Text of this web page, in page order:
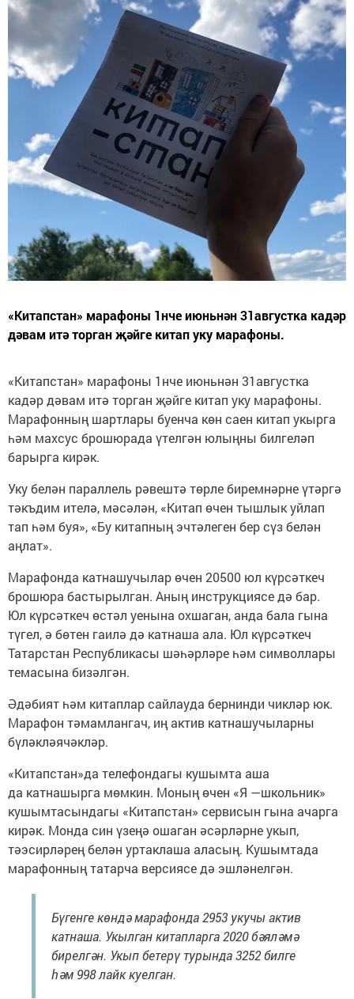
«Китапстан» марафоны 1нче июньнән 31августка кадәр
дәвам итә торган җәйге китап уку марафоны.
«Китапстан» марафоны 1нче июньнән 31августка
кадәр дәвам итә торган җәйге китап уку марафоны.
Марафонның шартлары буенча көн саен китап укырга
һәм махсус брошюрада үтелгән юлыңны билгеләп
барырга кирәк.
Уку белән параллель рәвештә төрле биремнәрне үтәргә
тәкъдим ителә, мәсәлән, «Китап өчен тышлык уйлап
тап һәм буя», «Бу китапның эчтәлеген бер сүз белән
аңлат».
Марафонда катнашучылар өчен 20500 юл күрсәткеч
брошюра бастырылган. Аның инструкциясе дә бар.
Юл күрсәткеч өстәл уенына охшаган, анда бала гына
түгел, ә бөтен гаилә дә катнаша ала. Юл күрсәткеч
Татарстан Республикасы шәһәрләре һәм символлары
темасына бизәлгән.
Әдәбият һәм китаплар сайлауда бернинди чикләр юк.
Марафон тәмамлангач, иң актив катнашучыларны
бүләкләячәкләр.
«Китапстан»да телефондагы кушымта аша
да катнашырга мөмкин. Моның өчен «Я —школьник»
кушымтасындагы «Китапстан» сервисын гына ачарга
кирәк. Монда син үзеңә ошаган әсәрләрне укып,
тәэсирләрең белән уртаклаша аласың. Кушымтада
марафонның татарча версиясе дә эшләнелгән.
Бүгенге көндә марафонда 2953 укучы актив
катнаша. Укылган китапларга 2020 бәяләмә
бирелгән. Укып бетерү турында 3252 билге
һәм 998 лайк куелган.